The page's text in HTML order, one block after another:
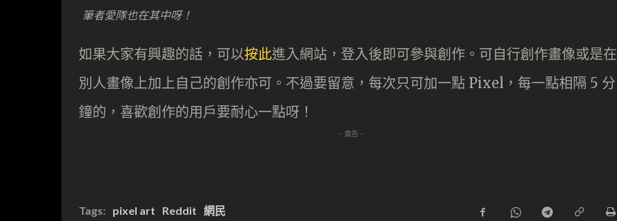
筆者愛隊也在其中呀！
如果大家有興趣的話，可以按此進入網站，登入後即可參與創作。可自行創作畫像或是在
別人畫像上加上自己的創作亦可。不過要留意，每次只可加一點 Pixel，每一點相隔 5 分
鐘的，喜歡創作的用戶要耐心一點呀！
- 廣告 -
Tags: pixel art Reddit 網民